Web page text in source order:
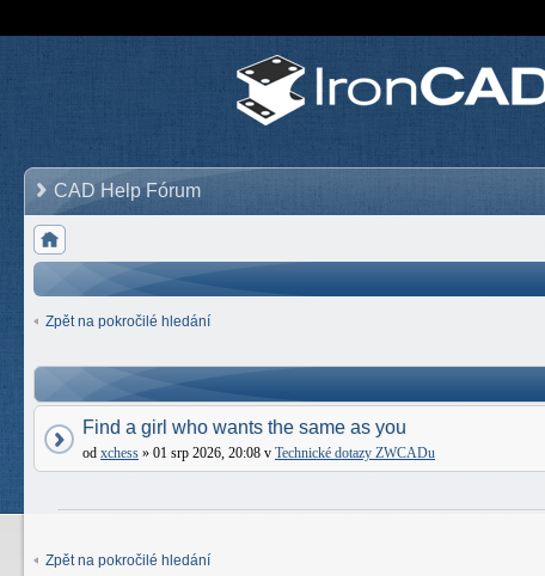
CAD Help Fórum
Zpět na pokročilé hledání
Find a girl who wants the same as you
od xchess » 01 srp 2026, 20:08 v Technické dotazy ZWCADu
Zpět na pokročilé hledání